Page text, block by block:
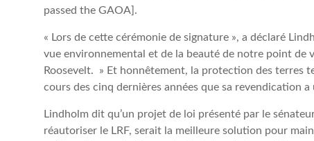
passed the GAOA].
« Lors de cette cérémonie de signature », a déclaré
vue environnemental et de la beauté de notre point de
Roosevelt. » Et honnêtement, la protection des terres
cours des cinq dernières années que sa revendication
Lindholm dit qu’un projet de loi présenté par le
réautoriser le LRF, serait la meilleure solution pour